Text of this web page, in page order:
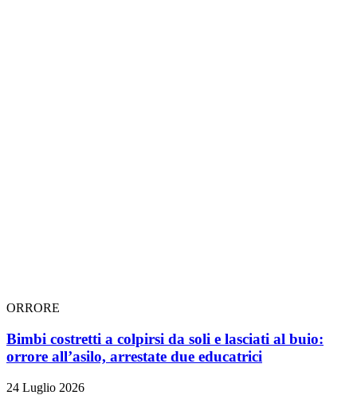
ORRORE
Bimbi costretti a colpirsi da soli e lasciati al buio:
orrore all’asilo, arrestate due educatrici
24 Luglio 2026